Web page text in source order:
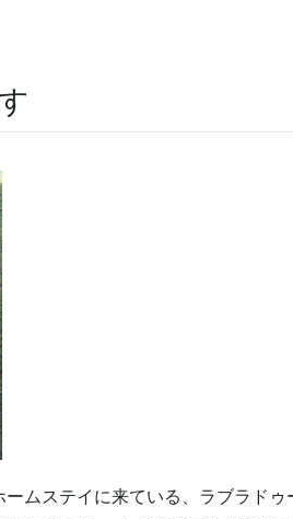
ムステイに来ている、ラブラド